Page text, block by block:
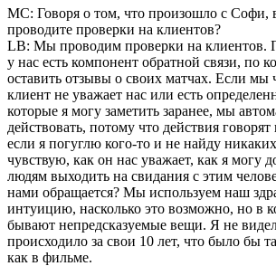
MC: Говоря о том, что произошло с Софи,
проводите проверки на клиентов?
LB: Мы проводим проверки на клиентов.
у нас есть компонент обратной связи, по
оставить отзывы о своих матчах. Если мы
клиент не уважает нас или есть
которые я могу заметить заранее, мы
действовать, потому что действия
если я погуглю кого-то и не найду
чувствую, как он нас уважает, как я могу
людям выходить на свидания с этим
нами обращается? Мы используем наш
интуицию, насколько это возможно, но в
бывают непредсказуемые вещи. Я не
происходило за свои 10 лет, что было бы
как в фильме.